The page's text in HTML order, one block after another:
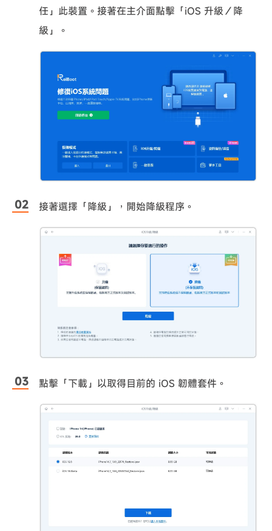
任」此裝置。接著在主介面點擊「iOS 升級／降
級」。
接著選擇「降級」，開始降級程序。
點擊「下載」以取得目前的 iOS 韌體套件。